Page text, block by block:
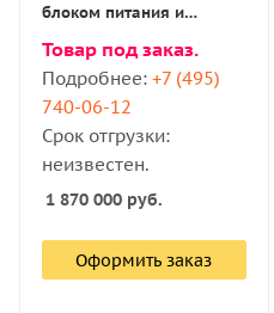
блоком питания и
Товар под заказ.
Подробнее: +7 (495)
740-06-12
Срок отгрузки:
неизвестен.
1 870 000 руб.
Оформить заказ